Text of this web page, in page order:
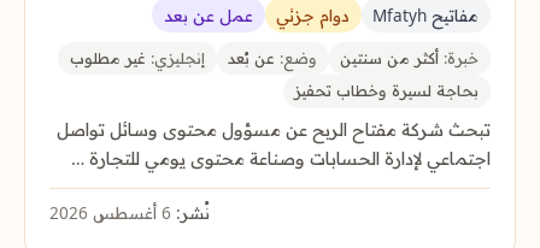
مفاتيح Mfatyh دوام جزئي عمل عن بعد
خبرة: أكثر من سنتين وضع: عن بُعد إنجليزي: غير مطلوب
بحاجة لسيرة وخطاب تحفيز
تبحث شركة مفتاح الربح عن مسؤول محتوى وسائل تواصل
اجتماعي لإدارة الحسابات وصناعة محتوى يومي للتجارة …
نُشر: